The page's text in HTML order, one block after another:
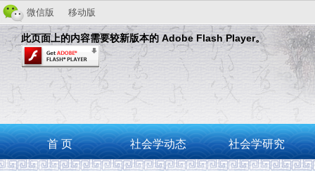
微信版 移动版
此页面上的内容需要较新版本的 Adobe Flash Player。
首 页 社会学动态 社会学研究